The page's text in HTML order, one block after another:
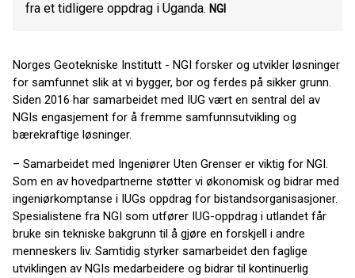
fra et tidligere oppdrag i Uganda. NGI
Norges Geotekniske Institutt - NGI forsker og utvikler løsninger
for samfunnet slik at vi bygger, bor og ferdes på sikker grunn.
Siden 2016 har samarbeidet med IUG vært en sentral del av
NGIs engasjement for å fremme samfunnsutvikling og
bærekraftige løsninger.
– Samarbeidet med Ingeniører Uten Grenser er viktig for NGI.
Som en av hovedpartnerne støtter vi økonomisk og bidrar med
ingeniørkomptanse i IUGs oppdrag for bistandsorganisasjoner.
Spesialistene fra NGI som utfører IUG-oppdrag i utlandet får
bruke sin tekniske bakgrunn til å gjøre en forskjell i andre
menneskers liv. Samtidig styrker samarbeidet den faglige
utviklingen av NGIs medarbeidere og bidrar til kontinuerlig